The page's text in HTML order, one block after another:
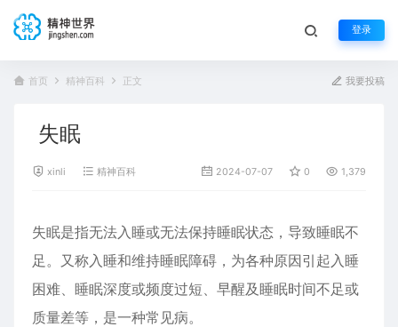
登录
首页 精神百科 正文 我要投稿
失眠
xinli 精神百科 2024-07-07 0 1,379
失眠是指无法入睡或无法保持睡眠状态，导致睡眠不
足。又称入睡和维持睡眠障碍，为各种原因引起入睡
困难、睡眠深度或频度过短、早醒及睡眠时间不足或
质量差等，是一种常见病。